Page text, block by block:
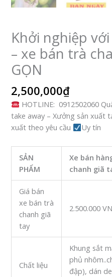
Khởi nghiệp
– xe bán trà
GỌN
2,500,000₫
HOTLINE: 0912502060
take away – Xưởng sản xuất
xuất theo yêu cầu
Uy tín
SẢN
PHẨM
Xe bán
chanh giã
Giá bán
xe bán trà
chanh giã
tay
2.500.000
Chất liệu
Khung sắt
phủ
đập), dán